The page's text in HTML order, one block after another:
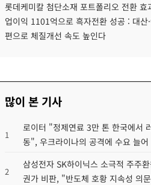
롯데케미칼 첨단소재 포트폴리오 전환 효
업이익 1101억으로 흑자전환 성공 : 대산
편으로 체질개선 속도 높인다
많이 본 기사
1
로이터 "정제연료 3만 톤 한국에서
동", 우크라이나의 공격에 수요 늘어
2
삼성전자 SK하이닉스 소극적 주주
권가 비판, "반도체 호황 지속성 의